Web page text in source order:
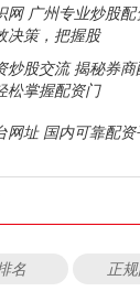
网 广州专业炒股
决策，把握股
炒股交流 揭秘券
松掌握配资门
网址 国内可靠配
名 正